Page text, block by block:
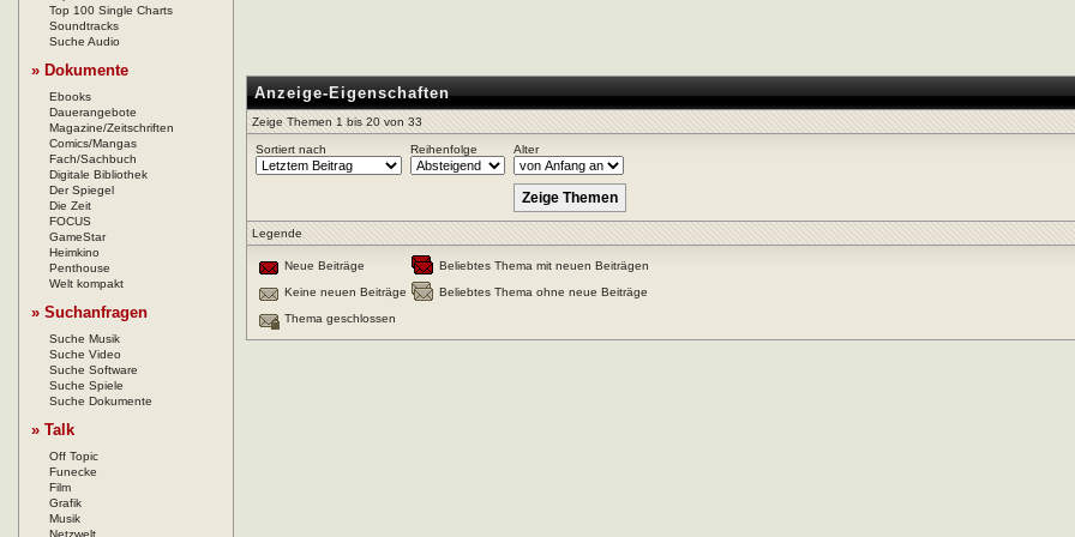
Top 100 Single Charts
Soundtracks
Suche Audio
» Dokumente
Ebooks
Dauerangebote
Magazine/Zeitschriften
Comics/Mangas
Fach/Sachbuch
Digitale Bibliothek
Der Spiegel
Die Zeit
FOCUS
GameStar
Heimkino
Penthouse
Welt kompakt
» Suchanfragen
Suche Musik
Suche Video
Suche Software
Suche Spiele
Suche Dokumente
» Talk
Off Topic
Funecke
Film
Grafik
Musik
Anzeige-Eigenschaften
Zeige Themen 1 bis 20 von 33
Sortiert nach Reihenfolge Alter
Legende
Neue Beiträge
Beliebtes Thema mit neuen Beiträgen
Keine neuen Beiträge
Beliebtes Thema ohne neue Beiträge
Thema geschlossen